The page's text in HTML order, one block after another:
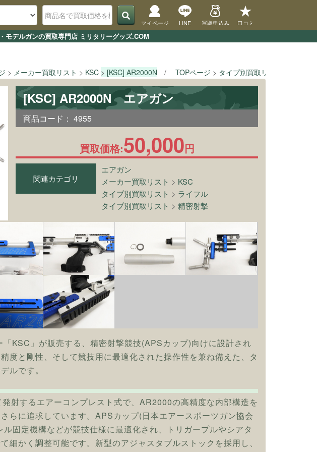
モデルガンの買取専門店 ミリタリーグッズ.COM
マイページ LINE 買取申込み 口コミ
メーカー買取リスト KSC [KSC] AR2000N TOPページ タイプ別買取リスト
[KSC] AR2000N エアガン
商品コード： 4955
買取価格:50,000円
関連カテゴリ
エアガン
メーカー買取リスト > KSC
タイプ別買取リスト > ライフル
タイプ別買取リスト >精密射撃
KSC」が販売する、精密射撃競技(APSカップ)向けに設計され
度と剛性、そして競技用に最適化された操作性を兼ね備えた、タ
ルです。
射するエアーコンプレスト式で、AR2000の高精度な内部構造を
らに追求しています。APSカップ(日本エアースポーツガン協会
固定機構などが競技仕様に最適化され、トリガープルやシアタ
細かく調整可能です。新型のアジャスタブルストックを採用し、